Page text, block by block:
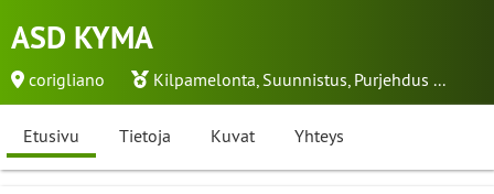
ASD KYMA
corigliano Kilpamelonta, Suunnistus, Purjehdus ...
Etusivu Tietoja Kuvat Yhteys